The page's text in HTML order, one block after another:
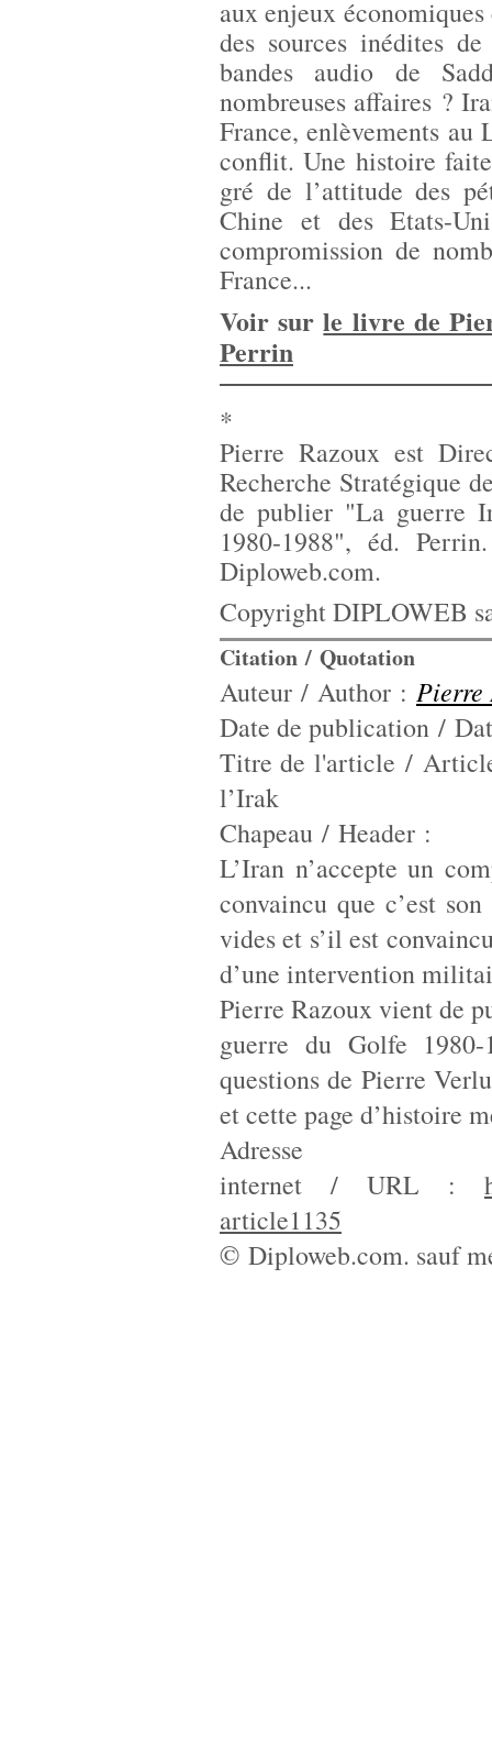
aux enjeux
des sources inédites
bandes audio de
nombreuses affaires ?
France, enlèvements
conflit. Une histoire
gré de l’attitude des
Chine et des Etats-
compromission de
France...
Voir surle livre de
Perrin
*
Pierre Razoux est
Recherche Stratégique
de publier "La guerre
1980-1988", éd.
Diploweb.com.
Copyright DIPLOWEB
Citation / Quotation
Auteur / Author : Pierre
Date de publication /
Titre de l'article /
l’Irak
Chapeau / Header :
L’Iran n’accepte un
convaincu que c’est
vides et s’il est
d’une intervention
Pierre Razoux vient de
guerre du Golfe
questions de Pierre
et cette page d’histoire
Adresse
internet / URL :
article1135
© Diploweb.com. sauf